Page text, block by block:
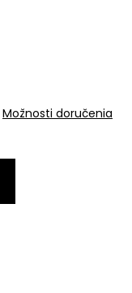
Možnosti doručenia